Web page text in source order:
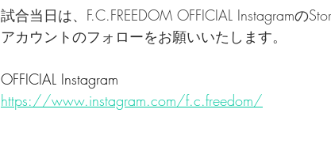
試合当日は、F.C.FREEDOM OFFICIAL Instagramの
アカウントのフォローをお願いいたします。
OFFICIAL Instagram
https://www.instagram.com/f.c.freedom/